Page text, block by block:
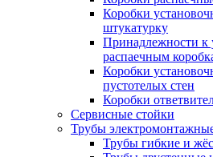
Коробки
штукатурку
Принадлежности к
распаечным
Коробки
пустотелых стен
Коробки
Сервисные стойки
Трубы
Трубы гибкие и